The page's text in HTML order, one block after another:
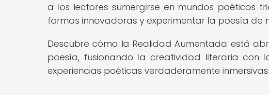
a los lectores sumergirse en mundos poéticos
formas innovadoras y experimentar la poesía de
Descubre cómo la Realidad Aumentada está
poesía, fusionando la creatividad literaria
experiencias poéticas verdaderamente